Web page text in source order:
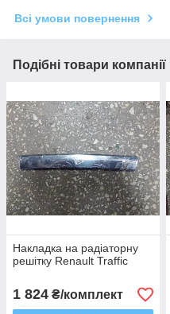
Всі умови повернення
Подібні товари компанії
Накладка на радіаторну
решітку Renault Traffic
1 824 ₴/комплект